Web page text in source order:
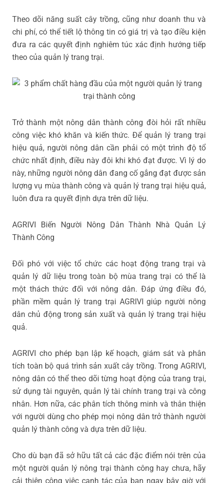
Theo dõi năng suất cây trồng, cũng như doanh thu và
chi phí, có thể tiết lộ thông tin có giá trị và tạo điều kiện
đưa ra các quyết định nghiêm túc xác định hướng tiếp
theo của quản lý trang trại.
Trở thành một nông dân thành công đòi hỏi rất nhiều
công việc khó khăn và kiến thức. Để quản lý trang trại
hiệu quả, người nông dân cần phải có một trình độ tổ
chức nhất định, điều này đôi khi khó đạt được. Vì lý do
này, những người nông dân đang cố gắng đạt được sản
lượng vụ mùa thành công và quản lý trang trại hiệu quả,
luôn đưa ra quyết định dựa trên dữ liệu.
AGRIVI Biến Người Nông Dân Thành Nhà Quản Lý
Thành Công
Đối phó với việc tổ chức các hoạt động trang trại và
quản lý dữ liệu trong toàn bộ mùa trang trại có thể là
một thách thức đối với nông dân. Đáp ứng điều đó,
phần mềm quản lý trang trại AGRIVI giúp người nông
dân chủ động trong sản xuất và quản lý trang trại hiệu
quả.
AGRIVI cho phép bạn lập kế hoạch, giám sát và phân
tích toàn bộ quá trình sản xuất cây trồng. Trong AGRIVI,
nông dân có thể theo dõi từng hoạt động của trang trại,
sử dụng tài nguyên, quản lý tài chính trang trại và công
nhân. Hơn nữa, các phân tích thông minh và thân thiện
với người dùng cho phép mọi nông dân trở thành người
quản lý thành công và dựa trên dữ liệu.
Cho dù bạn đã sở hữu tất cả các đặc điểm nói trên của
một người quản lý nông trại thành công hay chưa, hãy
cải thiện công việc canh tác của bạn ngay bây giờ với